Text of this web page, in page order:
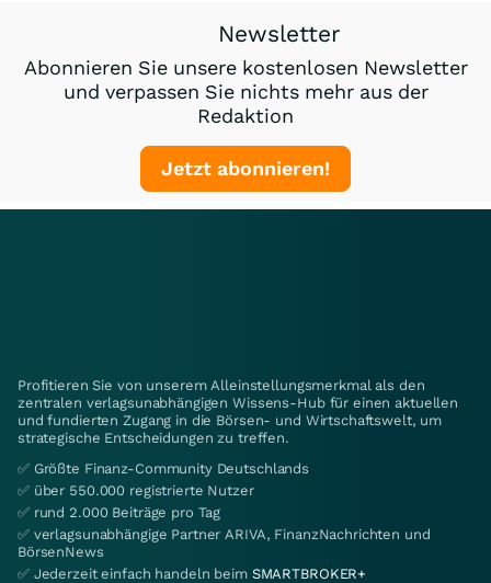
Newsletter
Abonnieren Sie unsere kostenlosen Newsletter
und verpassen Sie nichts mehr aus der
Redaktion
Jetzt abonnieren!
Profitieren Sie von unserem Alleinstellungsmerkmal als den
zentralen verlagsunabhängigen Wissens-Hub für einen aktuellen
und fundierten Zugang in die Börsen- und Wirtschaftswelt, um
strategische Entscheidungen zu treffen.
✅ Größte Finanz-Community Deutschlands
✅ über 550.000 registrierte Nutzer
✅ rund 2.000 Beiträge pro Tag
✅ verlagsunabhängige Partner ARIVA, FinanzNachrichten und
BörsenNews
✅ Jederzeit einfach handeln beim SMARTBROKER+